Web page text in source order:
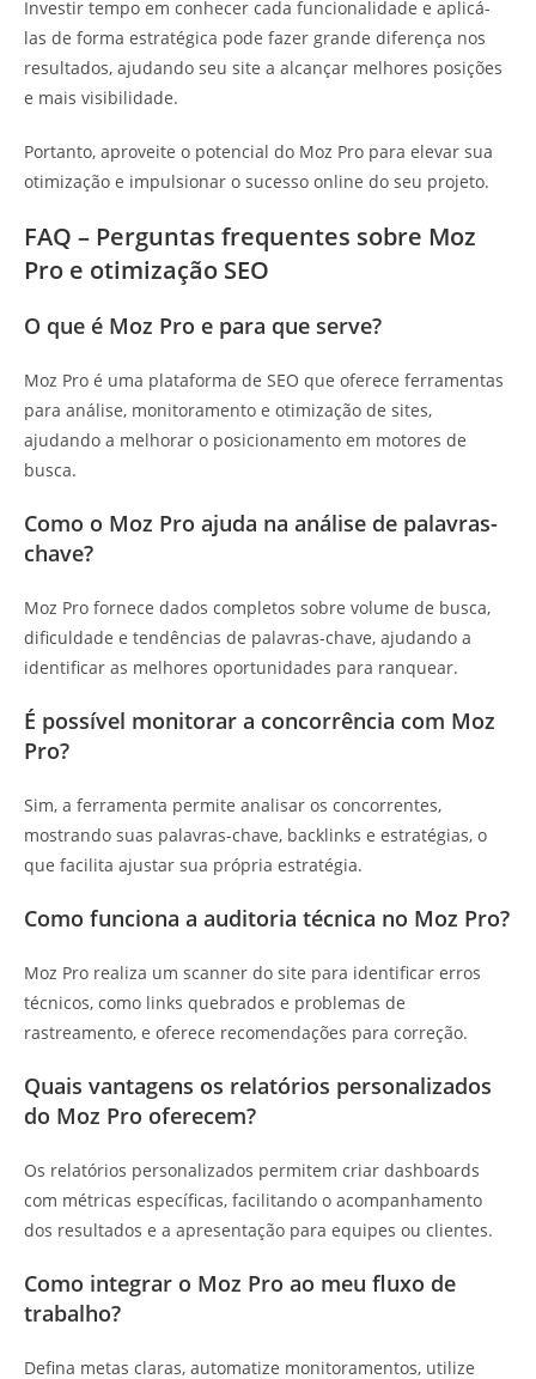
Investir tempo em conhecer cada funcionalidade e aplicá-
las de forma estratégica pode fazer grande diferença nos
resultados, ajudando seu site a alcançar melhores posições
e mais visibilidade.
Portanto, aproveite o potencial do Moz Pro para elevar sua
otimização e impulsionar o sucesso online do seu projeto.
FAQ – Perguntas frequentes sobre Moz
Pro e otimização SEO
O que é Moz Pro e para que serve?
Moz Pro é uma plataforma de SEO que oferece ferramentas
para análise, monitoramento e otimização de sites,
ajudando a melhorar o posicionamento em motores de
busca.
Como o Moz Pro ajuda na análise de palavras-
chave?
Moz Pro fornece dados completos sobre volume de busca,
dificuldade e tendências de palavras-chave, ajudando a
identificar as melhores oportunidades para ranquear.
É possível monitorar a concorrência com Moz
Pro?
Sim, a ferramenta permite analisar os concorrentes,
mostrando suas palavras-chave, backlinks e estratégias, o
que facilita ajustar sua própria estratégia.
Como funciona a auditoria técnica no Moz Pro?
Moz Pro realiza um scanner do site para identificar erros
técnicos, como links quebrados e problemas de
rastreamento, e oferece recomendações para correção.
Quais vantagens os relatórios personalizados
do Moz Pro oferecem?
Os relatórios personalizados permitem criar dashboards
com métricas específicas, facilitando o acompanhamento
dos resultados e a apresentação para equipes ou clientes.
Como integrar o Moz Pro ao meu fluxo de
trabalho?
Defina metas claras, automatize monitoramentos, utilize